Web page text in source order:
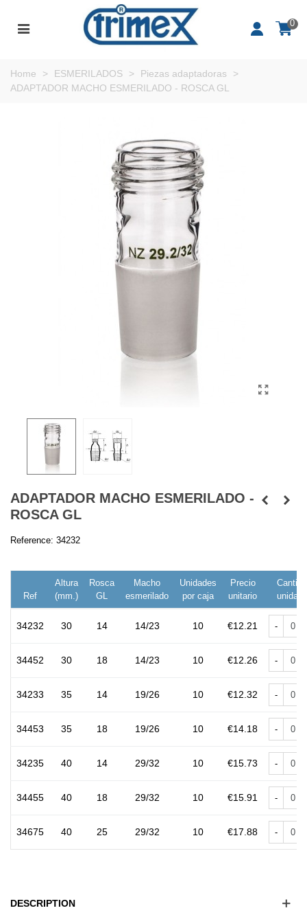
0
Home > ESMERILADOS > Piezas adaptadoras
>
ADAPTADOR MACHO ESMERILADO - ROSCA GL
ADAPTADOR MACHO ESMERILADO -
ROSCA GL
Reference: 34232
Ref
Altura
(mm.)
Rosca
GL
Macho
esmerilado
Unidades
por caja
Precio
unitario
34232 30 14 14/23 10 €12.21 -
34452 30 18 14/23 10 €12.26 -
34233 35 14 19/26 10 €12.32 -
34453 35 18 19/26 10 €14.18 -
34235 40 14 29/32 10 €15.73 -
34455 40 18 29/32 10 €15.91 -
34675 40 25 29/32 10 €17.88 -
DESCRIPTION